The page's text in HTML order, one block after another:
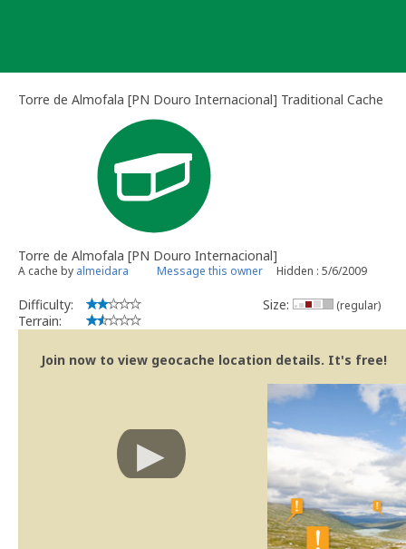
Torre de Almofala [PN Douro Internacional] Traditional Cache
Torre de Almofala [PN Douro Internacional]
A cache by almeidara Message this owner Hidden : 5/6/2009
Difficulty:
Terrain:
Size: (regular)
Join now to view geocache location details. It's free!